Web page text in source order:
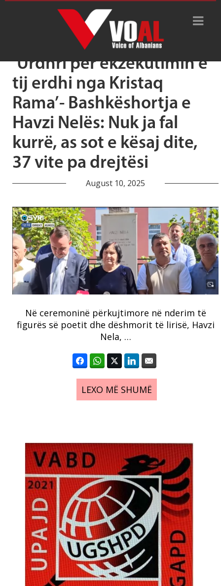
Tag Archive: babai i Edi Ramë
‘Urdhri për ekzekutimin e
tij erdhi nga Kristaq
Rama’- Bashkëshortja e
Havzi Nelës: Nuk ja fal
kurrë, as sot e kësaj dite,
37 vite pa drejtësi
August 10, 2025
Në ceremoninë përkujtimore në nderim të
figurës së poetit dhe dëshmorit të lirisë, Havzi
Nela, …
LEXO MË SHUMË